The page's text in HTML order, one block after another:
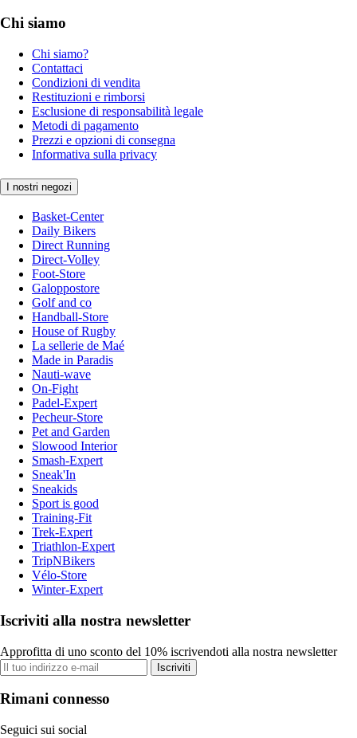
Chi siamo
Chi siamo?
Contattaci
Condizioni di vendita
Restituzioni e rimborsi
Esclusione di responsabilità legale
Metodi di pagamento
Prezzi e opzioni di consegna
Informativa sulla privacy
I nostri negozi
Basket-Center
Daily Bikers
Direct Running
Direct-Volley
Foot-Store
Galoppostore
Golf and co
Handball-Store
House of Rugby
La sellerie de Maé
Made in Paradis
Nauti-wave
On-Fight
Padel-Expert
Pecheur-Store
Pet and Garden
Slowood Interior
Smash-Expert
Sneak'In
Sneakids
Sport is good
Training-Fit
Trek-Expert
Triathlon-Expert
TripNBikers
Vélo-Store
Winter-Expert
Iscriviti alla nostra newsletter
Approfitta di uno sconto del 10% iscrivendoti alla nostra newsletter
Iscriviti
Rimani connesso
Seguici sui social